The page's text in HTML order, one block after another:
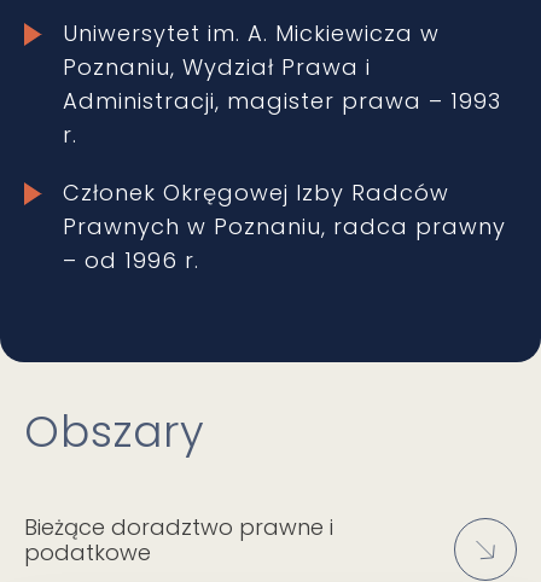
Uniwersytet im. A. Mickiewicza w
Poznaniu, Wydział Prawa i
Administracji, magister prawa – 1993
r.
Członek Okręgowej Izby Radców
Prawnych w Poznaniu, radca prawny
– od 1996 r.
Obszary
Bieżące doradztwo prawne i
podatkowe